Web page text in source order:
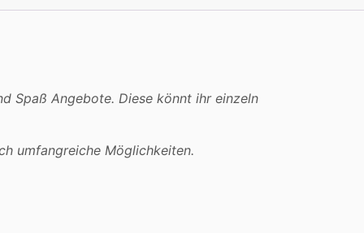
Spaß Angebote. Diese könnt ihr einzeln
umfangreiche Möglichkeiten.